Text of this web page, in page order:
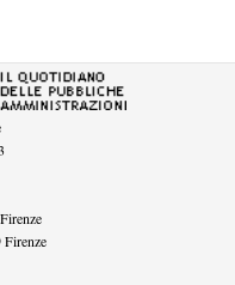
Firenze